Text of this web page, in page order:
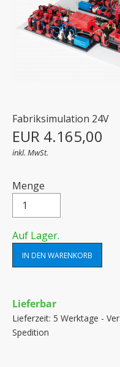
Fabriksimulation 24V
EUR 4.165,00
inkl. MwSt.
Menge
Auf Lager.
Lieferbar
Lieferzeit: 5 Werktage -
Spedition